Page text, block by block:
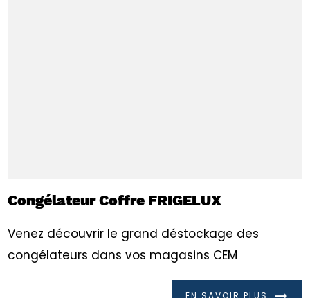
Congélateur Coffre FRIGELUX
Venez découvrir le grand déstockage des
congélateurs dans vos magasins CEM
EN SAVOIR PLUS